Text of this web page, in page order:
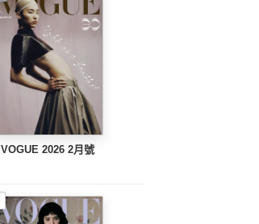
VOGUE 2026 2月號